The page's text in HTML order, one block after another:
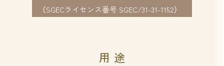
（SGECライセンス番号 SGEC/31-31-1152）
用途